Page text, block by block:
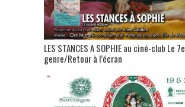
LES STANCES A SOPHIE au ciné-club Le 7e
genre/Retour à l’écran